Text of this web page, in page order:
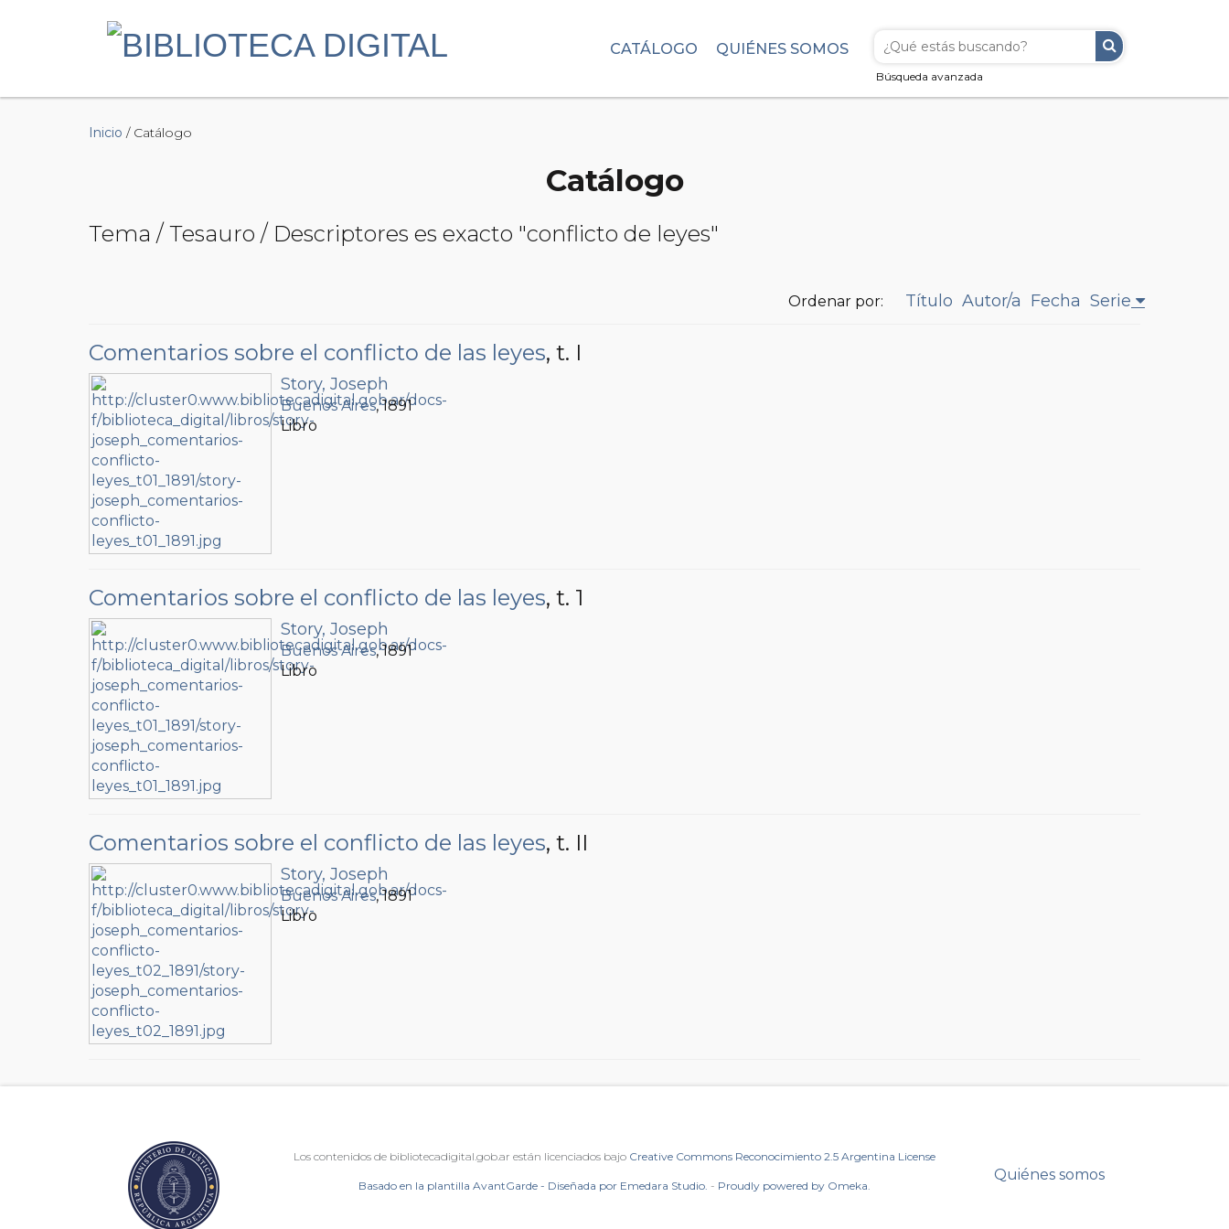
Búsqueda avanzada
CATÁLOGO QUIÉNES SOMOS
Inicio / Catálogo
Catálogo
Tema / Tesauro / Descriptores es exacto "conflicto de leyes"
Ordenar por: Título Autor/a Fecha Serie
Comentarios sobre el conflicto de las leyes, t. I
Story, Joseph
Buenos Aires, 1891
Libro
Comentarios sobre el conflicto de las leyes, t. 1
Story, Joseph
Buenos Aires, 1891
Libro
Comentarios sobre el conflicto de las leyes, t. II
Story, Joseph
Buenos Aires, 1891
Libro
Los contenidos de bibliotecadigital.gob.ar están licenciados bajo Creative Commons Reconocimiento 2.5 Argentina License
Basado en la plantilla AvantGarde - Diseñada por Emedara Studio. - Proudly powered by Omeka.
Quiénes somos